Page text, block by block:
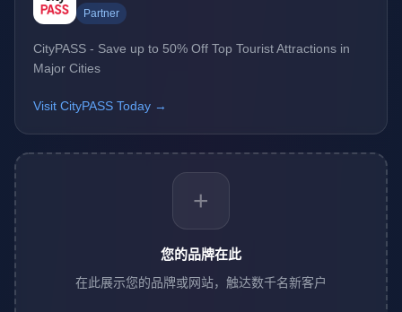
Partner
CityPASS - Save up to 50% Off Top Tourist Attractions in
Major Cities
Visit CityPASS Today →
+
您的品牌在此
在此展示您的品牌或网站，触达数千名新客户